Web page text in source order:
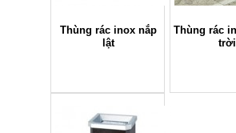
Thùng rác inox nắp
lật
Thùng rác
trời